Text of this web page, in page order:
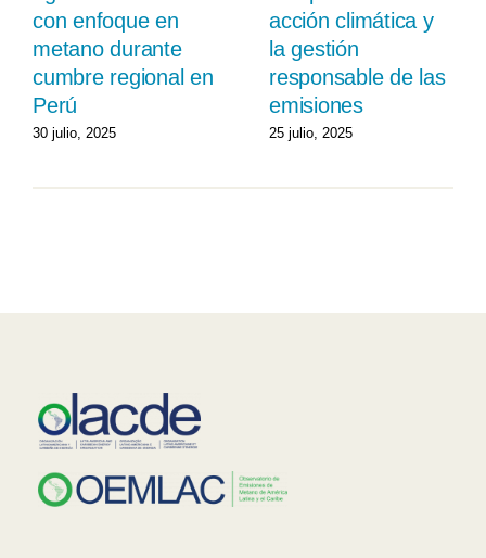
con enfoque en
metano durante
cumbre regional en
Perú
30 julio, 2025
acción climática y
la gestión
responsable de las
emisiones
25 julio, 2025